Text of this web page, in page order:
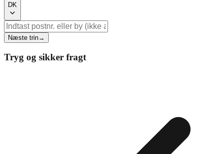
DK
Næste trin→
Tryg og sikker fragt